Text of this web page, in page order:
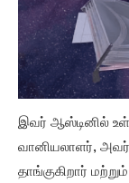
இவர் ஆஸ்டினில்
வானியலாளர், அவர்
தாங்குகிறார்